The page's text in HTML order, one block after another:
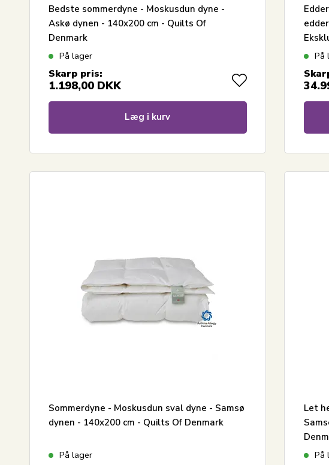
Bedste sommerdyne - Moskusdun dyne -
Askø dynen - 140x200 cm - Quilts Of
Denmark
På lager
Skarp pris:
1.198,00 DKK
Læg i kurv
På
Sommerdyne - Moskusdun sval dyne - Samsø
dynen - 140x200 cm - Quilts Of Denmark
På lager
Let
På